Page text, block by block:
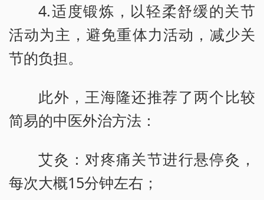
4.适度锻炼，以轻柔舒缓的关节
活动为主，避免重体力活动，减少关
节的负担。
此外，王海隆还推荐了两个比较
简易的中医外治方法：
艾灸：对疼痛关节进行悬停灸，
每次大概15分钟左右；